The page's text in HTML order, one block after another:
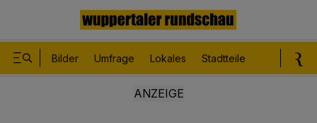
Bilder Umfrage Lokales Stadtteile